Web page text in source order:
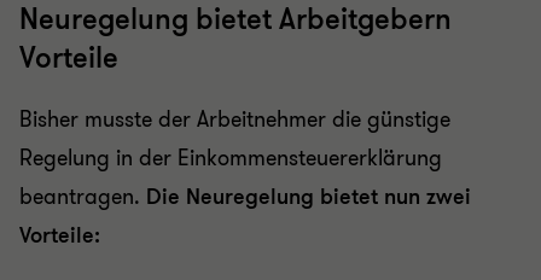
Neuregelung bietet Arbeitgebern
Vorteile
Bisher musste der Arbeitnehmer die günstige
Regelung in der Einkommensteuererklärung
beantragen. Die Neuregelung bietet nun zwei
Vorteile: